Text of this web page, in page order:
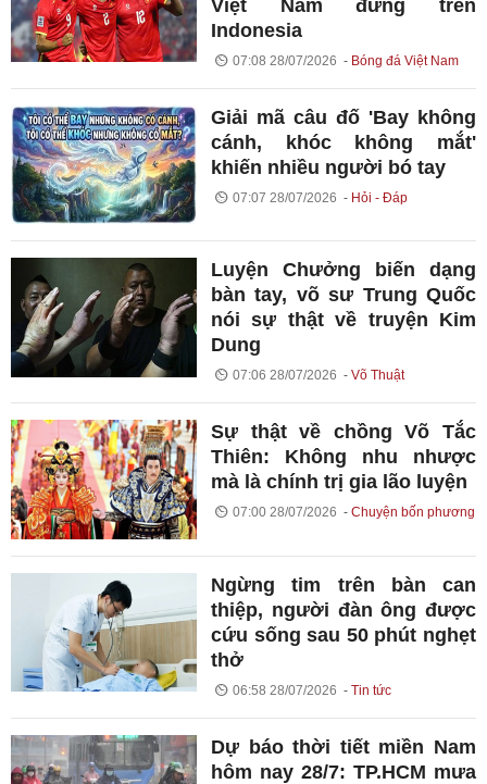
Việt Nam đứng trên
Indonesia
07:08 28/07/2026 Bóng đá Việt Nam
Giải mã câu đố 'Bay không
cánh, khóc không mắt'
khiến nhiều người bó tay
07:07 28/07/2026 Hỏi - Đáp
Luyện Chưởng biến dạng
bàn tay, võ sư Trung Quốc
nói sự thật về truyện Kim
Dung
07:06 28/07/2026 Võ Thuật
Sự thật về chồng Võ Tắc
Thiên: Không nhu nhược
mà là chính trị gia lão luyện
07:00 28/07/2026 Chuyện bốn phương
Ngừng tim trên bàn can
thiệp, người đàn ông được
cứu sống sau 50 phút nghẹt
thở
06:58 28/07/2026 Tin tức
Dự báo thời tiết miền Nam
hôm nay 28/7: TP.HCM mưa